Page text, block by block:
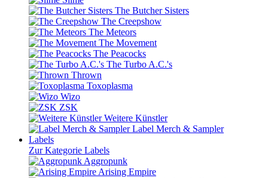
The Butcher Sisters
The Creepshow
The Meteors
The Movement
The Peacocks
The Turbo A.C.'s
Thrown
Toxoplasma
Wizo
ZSK
Weitere Künstler
Label Merch & Sampler
Labels
Zur Kategorie Labels
Aggropunk
Arising Empire